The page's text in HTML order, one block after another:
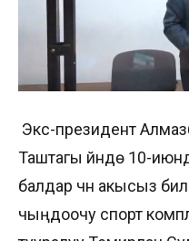
Экс-президент
Таштагы үйүндө 10-
балдар үчүн акысыз
чыңдоочу спорт